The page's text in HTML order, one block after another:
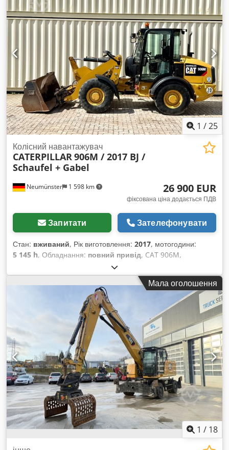
1 /25
Neumünster 1 598 km
Колісний навантажувач
CATERPILLAR906M / 2017 BJ /
Schaufel + Gabel
26 900 EUR
фіксована ціна додається ПДВ
Запитати Зателефонувати
Стан: вживаний, Рік виготовлення: 2017, мотогодини:
5 145 h, Обладнання: повний привід, CAT 906M,
фронтальний навантажувач, рік випуску 2017,
укомплектований ковшем та вилами! Crsdpezp Ayijfx Ad Sef
----* Виробник: CAT * Модель: 906M * Рік випуску: 2017 *
Напрацьовано: приблизно 5145 годин * Укомплектовано
ковшем та вилами * Німецька машина, перший власник *
Гідравлічний механізм швидкої заміни * Наявна
сертифікація CE та підтвердження даних * Додаткові
фотографії та відео надаються за запитом (WhatsApp, Ерік)
* Ціна: 26 900 євро, без ПДВ + 19% ПДВ ----Для отримання
додаткової інформації, будь ласка, телефонуйте: Ерік
Кортум: WhatsApp ?Уся інформація надається без гарантії
та відповідальності, можливі помилки та попередній
продаж.
Мала оголошення
1 / 18